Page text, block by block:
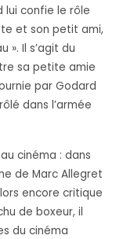
lui confie le rôle
et son petit ami,
». Il s’agit du
sa petite amie
par Godard
dans l’armée
cinéma : dans
de Marc Allegret
encore critique
de boxeur, il
du cinéma